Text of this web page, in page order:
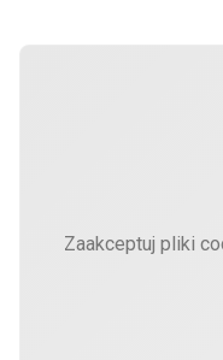
Zaakceptuj pliki